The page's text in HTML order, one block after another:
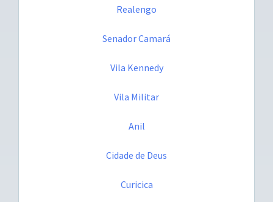
Realengo
Senador Camará
Vila Kennedy
Vila Militar
Anil
Cidade de Deus
Curicica